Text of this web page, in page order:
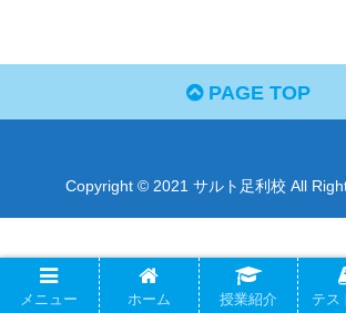
PAGE TOP
Copyright © 2021 サルト足利校 All
メニュー ホーム 授業紹介 テス